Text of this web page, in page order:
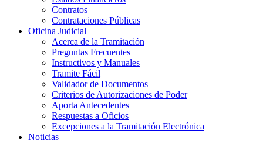
Contratos
Contrataciones Públicas
Oficina Judicial
Acerca de la Tramitación
Preguntas Frecuentes
Instructivos y Manuales
Tramite Fácil
Validador de Documentos
Criterios de Autorizaciones de Poder
Aporta Antecedentes
Respuestas a Oficios
Excepciones a la Tramitación Electrónica
Noticias